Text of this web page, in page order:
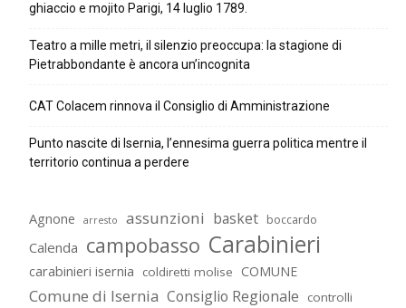
ghiaccio e mojito Parigi, 14 luglio 1789.
Teatro a mille metri, il silenzio preoccupa: la stagione di
Pietrabbondante è ancora un’incognita
CAT Colacem rinnova il Consiglio di Amministrazione
Punto nascite di Isernia, l’ennesima guerra politica mentre il
territorio continua a perdere
Agnone arresto assunzioni basket boccardo
Calenda campobasso Carabinieri
carabinieri isernia coldiretti molise COMUNE
Comune di Isernia Consiglio Regionale controlli